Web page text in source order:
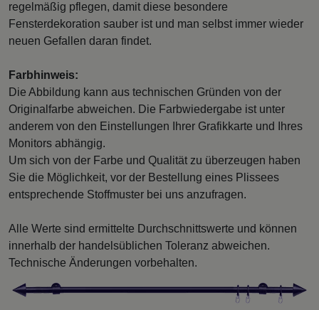
regelmäßig pflegen, damit diese besondere
Fensterdekoration sauber ist und man selbst immer wieder
neuen Gefallen daran findet.
Farbhinweis:
Die Abbildung kann aus technischen Gründen von der
Originalfarbe abweichen. Die Farbwiedergabe ist unter
anderem von den Einstellungen Ihrer Grafikkarte und Ihres
Monitors abhängig.
Um sich von der Farbe und Qualität zu überzeugen haben
Sie die Möglichkeit, vor der Bestellung eines Plissees
entsprechende Stoffmuster bei uns anzufragen.
Alle Werte sind ermittelte Durchschnittswerte und können
innerhalb der handelsüblichen Toleranz abweichen.
Technische Änderungen vorbehalten.